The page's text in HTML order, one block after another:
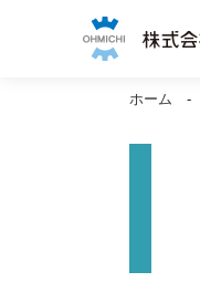
ホーム